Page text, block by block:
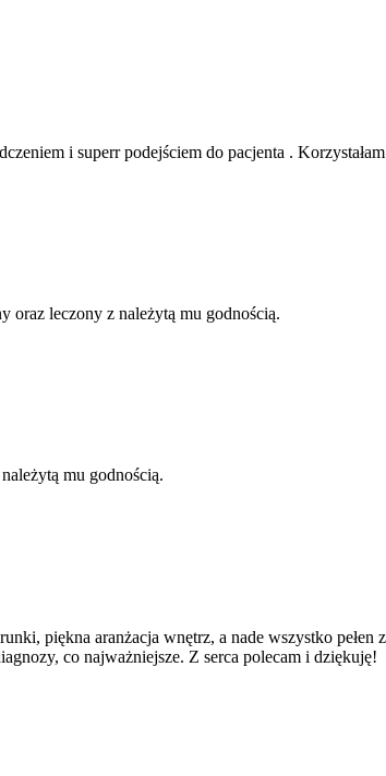
i superr podejściem do pacjenta .
oraz leczony z należytą mu godnością.
mu godnością.
piękna aranżacja wnętrz, a nade wszystko
co najważniejsze. Z serca polecam i dziękuję!